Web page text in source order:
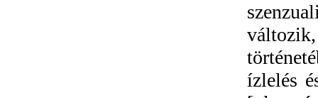
ízlelés